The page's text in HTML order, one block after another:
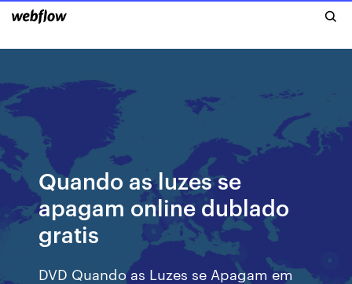
Quando as luzes se
apagam online dublado
gratis
DVD Quando as Luzes se Apagam em